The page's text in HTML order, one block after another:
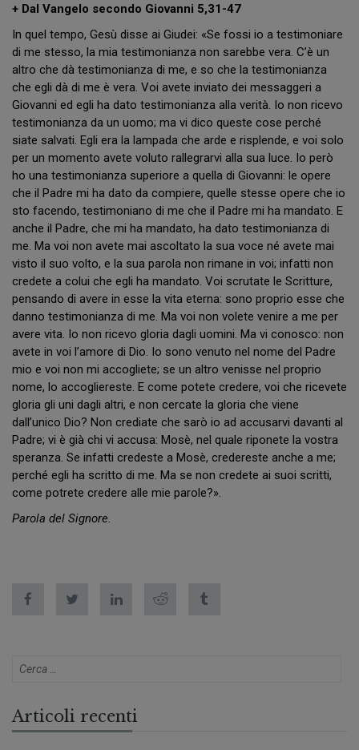
+ Dal Vangelo secondo Giovanni 5,31-47
In quel tempo, Gesù disse ai Giudei: «Se fossi io a testimoniare
di me stesso, la mia testimonianza non sarebbe vera. C’è un
altro che dà testimonianza di me, e so che la testimonianza
che egli dà di me è vera. Voi avete inviato dei messaggeri a
Giovanni ed egli ha dato testimonianza alla verità. Io non ricevo
testimonianza da un uomo; ma vi dico queste cose perché
siate salvati. Egli era la lampada che arde e risplende, e voi solo
per un momento avete voluto rallegrarvi alla sua luce. Io però
ho una testimonianza superiore a quella di Giovanni: le opere
che il Padre mi ha dato da compiere, quelle stesse opere che io
sto facendo, testimoniano di me che il Padre mi ha mandato. E
anche il Padre, che mi ha mandato, ha dato testimonianza di
me. Ma voi non avete mai ascoltato la sua voce né avete mai
visto il suo volto, e la sua parola non rimane in voi; infatti non
credete a colui che egli ha mandato. Voi scrutate le Scritture,
pensando di avere in esse la vita eterna: sono proprio esse che
danno testimonianza di me. Ma voi non volete venire a me per
avere vita. Io non ricevo gloria dagli uomini. Ma vi conosco: non
avete in voi l’amore di Dio. Io sono venuto nel nome del Padre
mio e voi non mi accogliete; se un altro venisse nel proprio
nome, lo accogliereste. E come potete credere, voi che ricevete
gloria gli uni dagli altri, e non cercate la gloria che viene
dall’unico Dio? Non crediate che sarò io ad accusarvi davanti al
Padre; vi è già chi vi accusa: Mosè, nel quale riponete la vostra
speranza. Se infatti credeste a Mosè, credereste anche a me;
perché egli ha scritto di me. Ma se non credete ai suoi scritti,
come potrete credere alle mie parole?».
Parola del Signore.
Articoli recenti